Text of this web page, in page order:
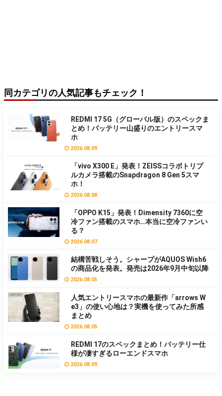
同カテゴリの人気記事もチェック！
REDMI 17 5G（グローバル版）のスペックま
とめ！バッテリー山盛りのエントリースマ
ホ
2026.08.09
「vivo X300 E」発表！ZEISSコラボトリプ
ルカメラ搭載のSnapdragon 8 Gen 5スマ
ホ！
2026.08.08
「OPPO K15」発表！Dimensity 7360に空
冷ファン搭載のスマホ…本当に空冷ファンい
る？
2026.08.07
結構苦戦しそう。シャープがAQUOS Wish6
の商品化を発表。発売は2026年9月中旬以降
2026.08.05
人気エントリースマホの最新作「arrows W
e3」の使い心地は？実機を使ってみた所感
まとめ
2026.08.05
REDMI 17のスペックまとめ！バッテリー仕
様が凄すぎるローエンドスマホ
2026.08.09